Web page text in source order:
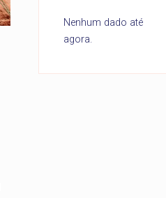
Nenhum dado até
agora.